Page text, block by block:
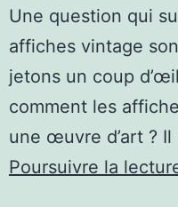
Une question qui
affiches vintage
jetons un coup
comment les
une œuvre d’art ?
Poursuivre la